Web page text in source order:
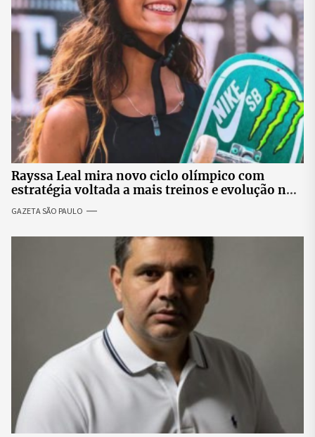
Rayssa Leal mira novo ciclo olímpico com
estratégia voltada a mais treinos e evolução no
GAZETA SÃO PAULO